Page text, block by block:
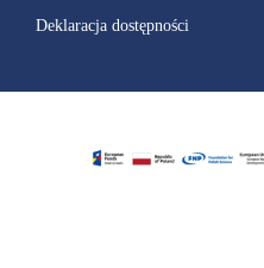
Deklaracja dostępności